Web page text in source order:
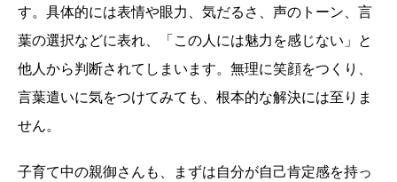
す。具体的には表情や眼力、気だるさ、声のトーン、言
葉の選択などに表れ、「この人には魅力を感じない」と
他人から判断されてしまいます。無理に笑顔をつくり、
言葉遣いに気をつけてみても、根本的な解決には至りま
せん。
子育て中の親御さんも、まずは自分が自己肯定感を持っ